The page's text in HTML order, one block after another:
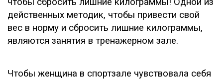
действенных методик, чтобы привести свой
вес в норму и сбросить лишние килограммы,
являются занятия в тренажерном зале.
Чтобы женщина в спортзале чувствовала себя